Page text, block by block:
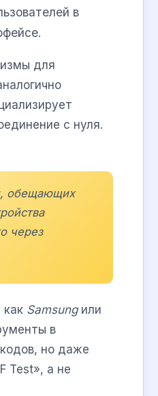
в
для
с нуля.
обещающих
через
как Samsungили
в
но даже
Test», а не